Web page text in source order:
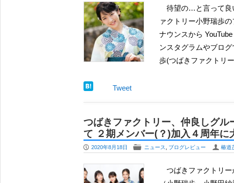
待望の…と言って良いだろう。 先日、加入から４周年を迎えた つばきフ
ァクトリー小野瑞歩
ナウンスから
ンスタグラムやブロ
歩(つばきファクトリ
Tweet
つばきファクトリー、仲良しグ
て ２期メンバー(？)加入４周年に
P 2020年8月18日 F ニュース ブログレビュー U 椿道
つばきファクトリーが結成されてから後に加入してきた３人のメンバー